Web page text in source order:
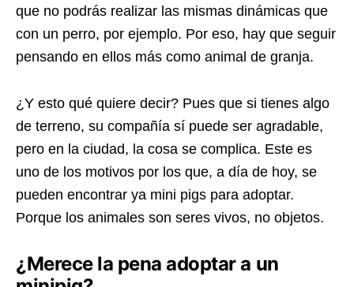
que no podrás realizar las mismas dinámicas que
con un perro, por ejemplo. Por eso, hay que seguir
pensando en ellos más como animal de granja.
¿Y esto qué quiere decir? Pues que si tienes algo
de terreno, su compañía sí puede ser agradable,
pero en la ciudad, la cosa se complica. Este es
uno de los motivos por los que, a día de hoy, se
pueden encontrar ya mini pigs para adoptar.
Porque los animales son seres vivos, no objetos.
¿Merece la pena adoptar a un